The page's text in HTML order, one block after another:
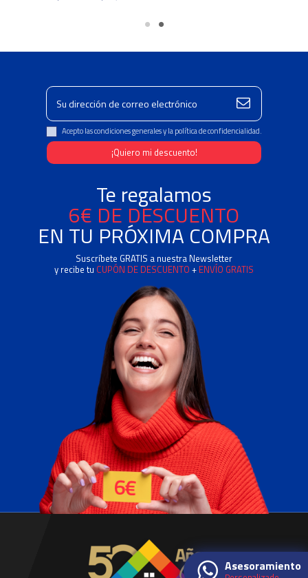
Acepto las condiciones generales y la política de confidencialidad.
Te regalamos
6€ DE DESCUENTO
EN TU PRÓXIMA COMPRA
Suscríbete GRATIS a nuestra Newsletter
y recibe tu CUPÓN DE DESCUENTO + ENVÍO GRATIS
Asesoramiento